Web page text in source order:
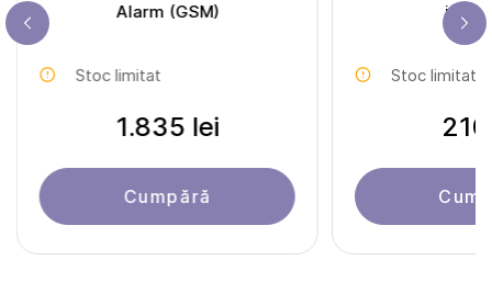
Alarm (GSM)
Stoc limitat
1.835 lei
Cumpără
Stoc limitat